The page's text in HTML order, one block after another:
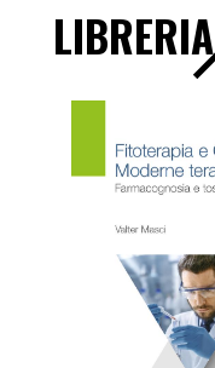
LIBRERIA